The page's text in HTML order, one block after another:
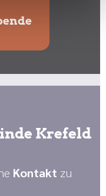
Krefeld
Kontakt zu